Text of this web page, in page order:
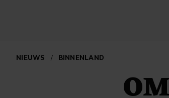
NIEUWS / BINNENLAND